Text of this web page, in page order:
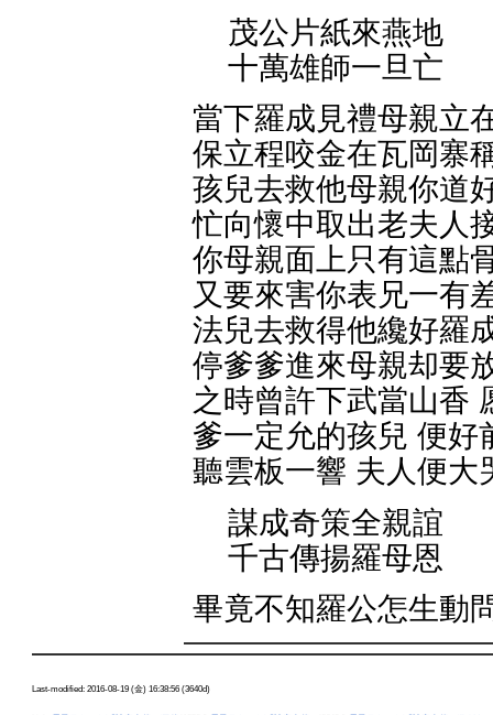
茂公片紙來燕地
十萬雄師一旦亡
當下羅成見禮母親立
保立程咬金在瓦岡寨
孩兒去救他母親你道
忙向懷中取出老夫人
你母親面上只有這點
又要來害你表兄一有
法兒去救得他纔好羅
停爹爹進來母親却要
之時曾許下武當山香
爹一定允的孩兒 便好
聽雲板一響 夫人便大
謀成奇策全親誼
千古傳揚羅母恩
畢竟不知羅公怎生動
Last-modified: 2016-08-19 (金) 16:38:56 (3640d)